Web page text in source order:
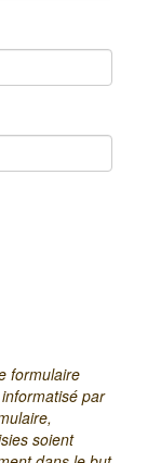
formulaire
par
soient